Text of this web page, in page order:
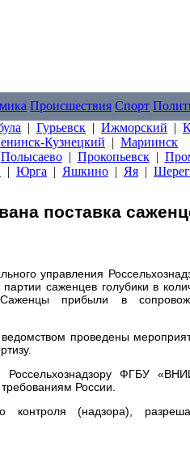
Происшествия Спорт
| Гурьевск | Ижморский |
Кузнецкий | Мариинск
Полысаево| Прокопьевск|
| Юрга | Яшкино | Яя |
поставка
управления
саженцев голубики в
прибыли в
проведены
Россельхознадзору ФГБУ
России.
контроля (надзора),